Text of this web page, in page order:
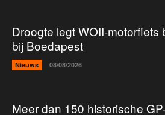
Droogte legt WOII-motorfiets
bij Boedapest
Nieuws 08/08/2026
Meer dan 150 historische